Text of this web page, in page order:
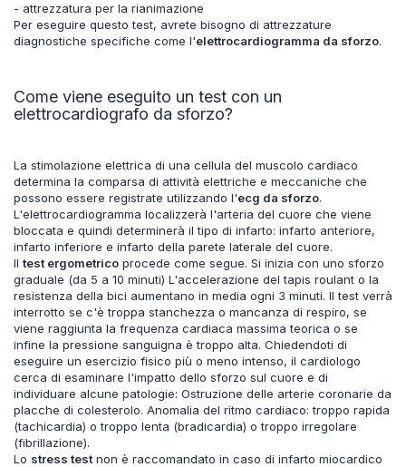
- attrezzatura per la rianimazione
Per eseguire questo test, avrete bisogno di attrezzature
diagnostiche specifiche come l'elettrocardiogramma da sforzo.
Come viene eseguito un test con un
elettrocardiografo da sforzo?
La stimolazione elettrica di una cellula del muscolo cardiaco
determina la comparsa di attività elettriche e meccaniche che
possono essere registrate utilizzando l'ecg da sforzo.
L'elettrocardiogramma localizzerà l'arteria del cuore che viene
bloccata e quindi determinerà il tipo di infarto: infarto anteriore,
infarto inferiore e infarto della parete laterale del cuore.
Il test ergometrico procede come segue. Si inizia con uno sforzo
graduale (da 5 a 10 minuti) L'accelerazione del tapis roulant o la
resistenza della bici aumentano in media ogni 3 minuti. Il test verrà
interrotto se c'è troppa stanchezza o mancanza di respiro, se
viene raggiunta la frequenza cardiaca massima teorica o se
infine la pressione sanguigna è troppo alta. Chiedendoti di
eseguire un esercizio fisico più o meno intenso, il cardiologo
cerca di esaminare l'impatto dello sforzo sul cuore e di
individuare alcune patologie: Ostruzione delle arterie coronarie da
placche di colesterolo. Anomalia del ritmo cardiaco: troppo rapida
(tachicardia) o troppo lenta (bradicardia) o troppo irregolare
(fibrillazione).
Lo stress test non è raccomandato in caso di infarto miocardico